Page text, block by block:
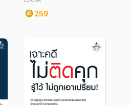
ว่างประเทศ พร้อมหัวข้
อเรื่องมาตราสำคัญ ฉบั
259